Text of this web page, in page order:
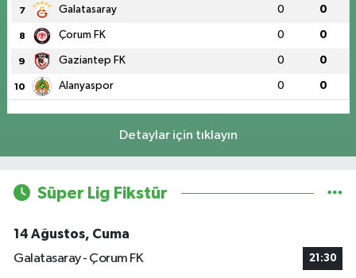
7 Galatasaray 0 0
8 Çorum FK 0 0
9 Gaziantep FK 0 0
10 Alanyaspor 0 0
Detaylar için tıklayın
Süper Lig Fikstür
14 Ağustos, Cuma
Galatasaray - Çorum FK
21:30